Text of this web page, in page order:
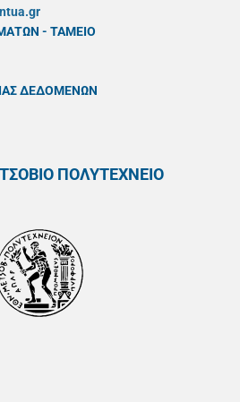
- ΤΑΜΕΙΟ
ΔΕΔΟΜΕΝΩΝ
ΠΟΛΥΤΕΧΝΕΙΟ